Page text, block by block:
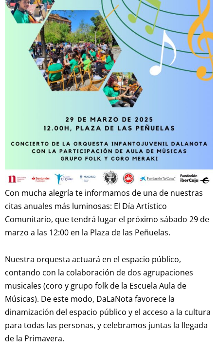
Con mucha alegría te informamos de una de nuestras
citas anuales más luminosas: El Día Artístico
Comunitario, que tendrá lugar el próximo sábado 29 de
marzo a las 12:00 en la Plaza de las Peñuelas.
Nuestra orquesta actuará en el espacio público,
contando con la colaboración de dos agrupaciones
musicales (coro y grupo folk de la Escuela Aula de
Músicas). De este modo, DaLaNota favorece la
dinamización del espacio público y el acceso a la cultura
para todas las personas, y celebramos juntas la llegada
de la Primavera.